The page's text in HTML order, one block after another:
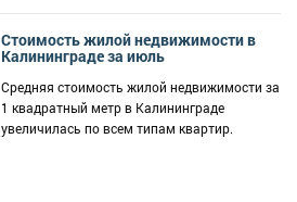
Стоимость жилой недвижимости в
Калининграде за июль
Средняя стоимость жилой недвижимости за
1 квадратный метр в Калининграде
увеличилась по всем типам квартир.